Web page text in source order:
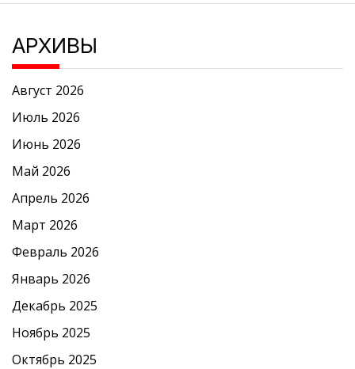
АРХИВЫ
Август 2026
Июль 2026
Июнь 2026
Май 2026
Апрель 2026
Март 2026
Февраль 2026
Январь 2026
Декабрь 2025
Ноябрь 2025
Октябрь 2025